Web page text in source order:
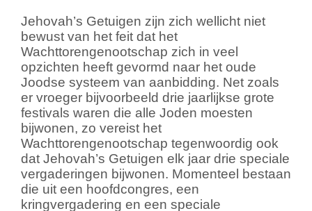
Jehovah’s Getuigen zijn zich wellicht niet
bewust van het feit dat het
Wachttorengenootschap zich in veel
opzichten heeft gevormd naar het oude
Joodse systeem van aanbidding. Net zoals
er vroeger bijvoorbeeld drie jaarlijkse grote
festivals waren die alle Joden moesten
bijwonen, zo vereist het
Wachttorengenootschap tegenwoordig ook
dat Jehovah’s Getuigen elk jaar drie speciale
vergaderingen bijwonen. Momenteel bestaan
die uit een hoofdcongres, een
kringvergadering en een speciale